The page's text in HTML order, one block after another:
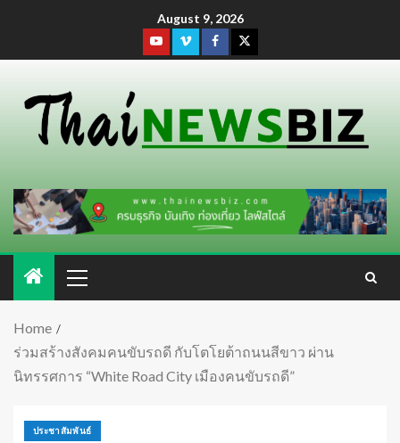
August 9, 2026
Home
ร่วมสร้างสังคมคนขับรถดี กับโตโยต้าถนนสีขาว ผ่าน
นิทรรศการ “White Road City เมืองคนขับรถดี”
ประชาสัมพันธ์